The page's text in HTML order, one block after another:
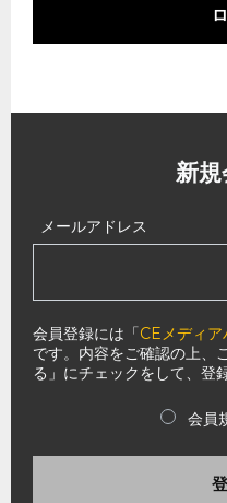
新
メールアドレス
会員登録には「CEメディ
です。内容をご確認の上、
る」にチェックをして、登
会員